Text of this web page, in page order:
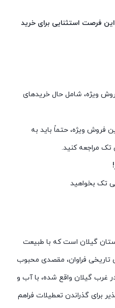
فرصت استثنایی برای خرید
ویژه، شامل حال خریدهای
فروش ویژه، حتماً باید به
مراجعه کنید.
تک بخواهید
گیلان است که با طبیعت
تاریخی فراوان، مقصدی محبوب
غرب گیلان واقع شده، با آب و
برای گذراندن تعطیلات فراهم